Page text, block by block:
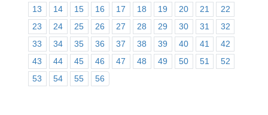
13
14 15 16 17 18 19 20 21
22
23
24 25 26 27 28 29 30 31
32
33
34 35 36 37 38 39 40 41
42
43
44 45 46 47 48 49 50 51
52
53
54 55 56